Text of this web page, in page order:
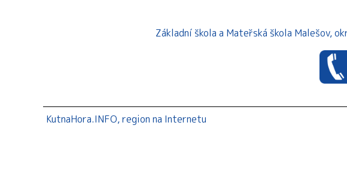
Základní škola a Mateřská škola Malešov,
KutnaHora.INFO, region na Internetu